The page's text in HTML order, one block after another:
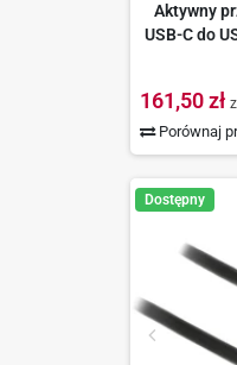
Aktywny
USB-C do
161,50 zł
Porównaj
Dostępny